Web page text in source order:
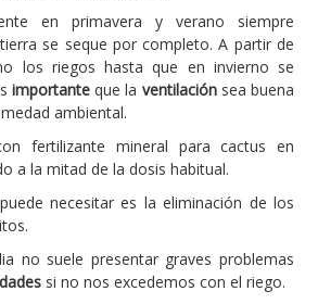
en primavera y verano siempre
se seque por completo. A partir de
los riegos hasta que en invierno se
importante que la ventilaciónsea buena
ambiental.
fertilizante mineral para cactus en
a la mitad de la dosis habitual.
necesitar es la eliminación de los
no suele presentar graves problemas
si no nos excedemos con el riego.